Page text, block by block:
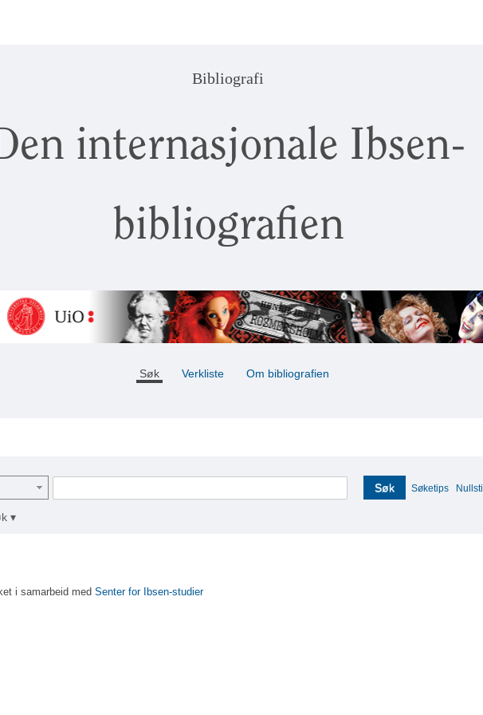
Bibliografi
internasjonale Ibsen-
bibliografien
Søk Verkliste Om bibliografien
Søk Søketips Nullstill
▾
i samarbeid med Senter for Ibsen-studier